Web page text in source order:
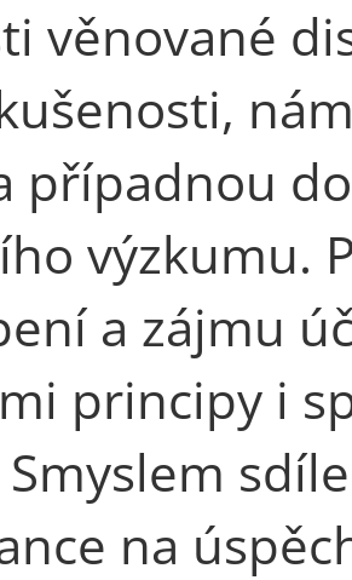
věnované
případnou
výzkumu.
a zájmu
principy i
na